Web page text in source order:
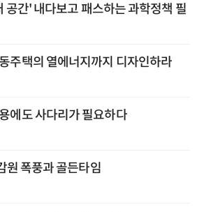
공간' 내다보고 패스하는 과학정책 필
주택의 열에너지까지 디자인하라
에도 사다리가 필요하다
원 폭풍과 골든타임